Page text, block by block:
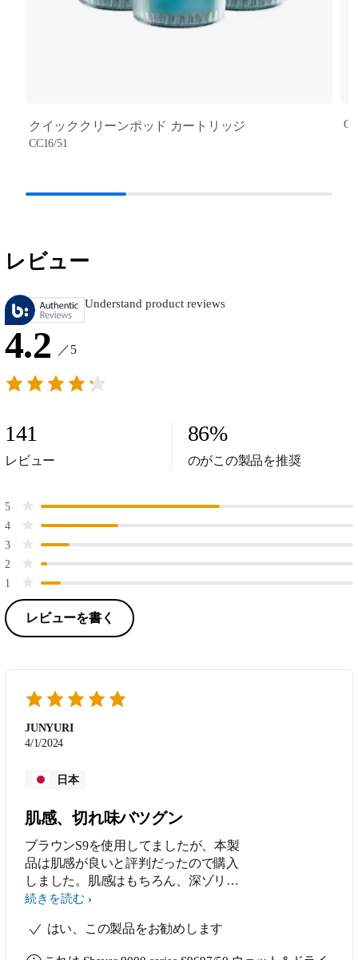
クイッククリーンポッド カートリッジ
CC16/51
レビュー
Understand product reviews
4.2 ／5
141
レビュー
86%
のがこの製品を推奨
5
4
3
2
1
レビューを書く
JUNYURI
4/1/2024
日本
肌感、切れ味バツグン
ブラウンS9を使用してましたが、本製
品は肌感が良いと評判だったので購入
しました。肌感はもちろん、深ゾリも
出来、洗浄も楽なので大変気に入って
てなくてもブラウンS9よりもきれいに
続きを読む
はい、この製品をお勧めします